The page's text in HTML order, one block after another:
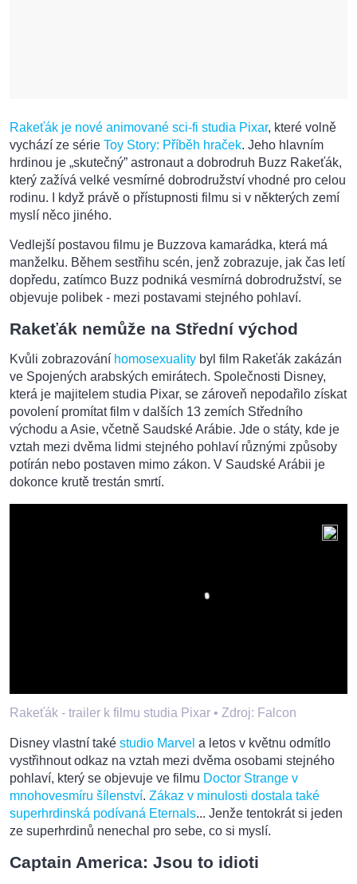
Rakeťák je nové animované sci-fi studia Pixar, které volně
vychází ze série Toy Story: Příběh hraček. Jeho hlavním
hrdinou je „skutečný” astronaut a dobrodruh Buzz Rakeťák,
který zažívá velké vesmírné dobrodružství vhodné pro celou
rodinu. I když právě o přístupnosti filmu si v některých zemí
myslí něco jiného.
Vedlejší postavou filmu je Buzzova kamarádka, která má
manželku. Během sestřihu scén, jenž zobrazuje, jak čas letí
dopředu, zatímco Buzz podniká vesmírná dobrodružství, se
objevuje polibek - mezi postavami stejného pohlaví.
Rakeťák nemůže na Střední východ
Kvůli zobrazování homosexuality byl film Rakeťák zakázán
ve Spojených arabských emirátech. Společnosti Disney,
která je majitelem studia Pixar, se zároveň nepodařilo získat
povolení promítat film v dalších 13 zemích Středního
východu a Asie, včetně Saudské Arábie. Jde o státy, kde je
vztah mezi dvěma lidmi stejného pohlaví různými způsoby
potírán nebo postaven mimo zákon. V Saudské Arábii je
dokonce krutě trestán smrtí.
Rakeťák - trailer k filmu studia Pixar • Zdroj: Falcon
Disney vlastní také studio Marvel a letos v květnu odmítlo
vystřihnout odkaz na vztah mezi dvěma osobami stejného
pohlaví, který se objevuje ve filmu Doctor Strange v
mnohovesmíru šílenství. Zákaz v minulosti dostala také
superhrdinská podívaná Eternals... Jenže tentokrát si jeden
ze superhrdinů nenechal pro sebe, co si myslí.
Captain America: Jsou to idioti